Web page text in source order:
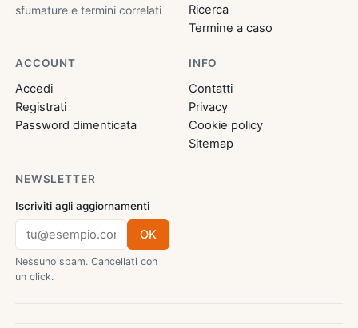
sfumature e termini correlati
Ricerca
Termine a caso
ACCOUNT
Accedi
Registrati
Password dimenticata
INFO
Contatti
Privacy
Cookie policy
Sitemap
NEWSLETTER
Iscriviti agli aggiornamenti
OK
Nessuno spam. Cancellati con
un click.